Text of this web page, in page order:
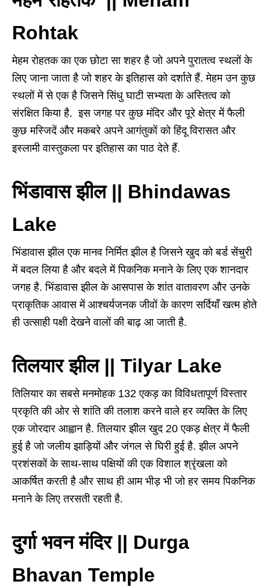
Rohtak
मेहम रोहतक का एक छोटा सा शहर है जो अपने पुरातत्व स्थलों के
लिए जाना जाता है जो शहर के इतिहास को दर्शाते हैं. मेहम उन कुछ
स्थलों में से एक है जिसने सिंधु घाटी सभ्यता के अस्तित्व को
संरक्षित किया है. इस जगह पर कुछ मंदिर और पूरे क्षेत्र में फैली
कुछ मस्जिदें और मकबरे अपने आगंतुकों को हिंदू विरासत और
इस्लामी वास्तुकला पर इतिहास का पाठ देते हैं.
भिंडावास झील || Bhindawas
Lake
भिंडावास झील एक मानव निर्मित झील है जिसने खुद को बर्ड सेंचुरी
में बदल लिया है और बदले में पिकनिक मनाने के लिए एक शानदार
जगह है. भिंडावास झील के आसपास के शांत वातावरण और उनके
प्राकृतिक आवास में आश्चर्यजनक जीवों के कारण सर्दियाँ खत्म होते
ही उत्साही पक्षी देखने वालों की बाढ़ आ जाती है.
तिलयार झील || Tilyar Lake
तिलियार का सबसे मनमोहक 132 एकड़ का विविधतापूर्ण विस्तार
प्रकृति की ओर से शांति की तलाश करने वाले हर व्यक्ति के लिए
एक जोरदार आह्वान है. तिलयार झील खुद 20 एकड़ क्षेत्र में फैली
हुई है जो जलीय झाड़ियों और जंगल से घिरी हुई है. झील अपने
प्रशंसकों के साथ-साथ पक्षियों की एक विशाल श्रृंखला को
आकर्षित करती है और साथ ही आम भीड़ भी जो हर समय पिकनिक
मनाने के लिए तरसती रहती है.
दुर्गा भवन मंदिर || Durga
Bhavan Temple